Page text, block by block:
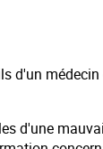
d'un
d'une